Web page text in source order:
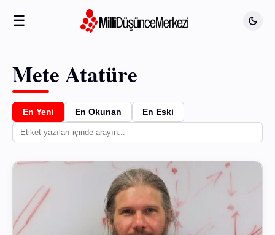
☰
Mete Atatüre
En Yeni En Okunan En Eski